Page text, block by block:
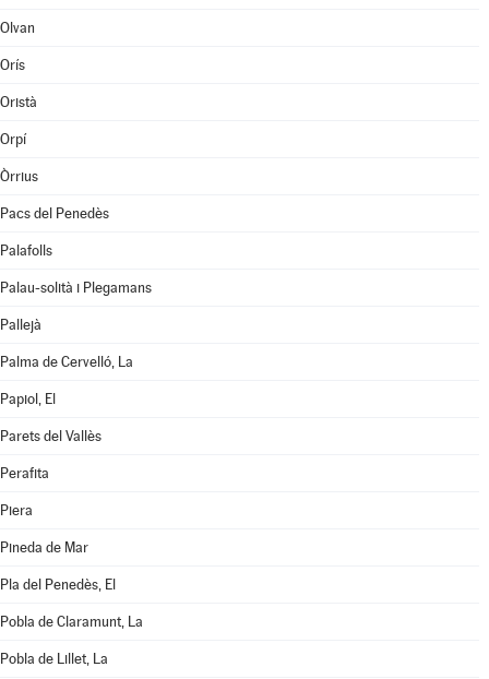
Olvan
Orís
Oristà
Orpí
Òrrius
Pacs del Penedès
Palafolls
Palau-solità i Plegamans
Pallejà
Palma de Cervelló, La
Papiol, El
Parets del Vallès
Perafita
Piera
Pineda de Mar
Pla del Penedès, El
Pobla de Claramunt, La
Pobla de Lillet, La